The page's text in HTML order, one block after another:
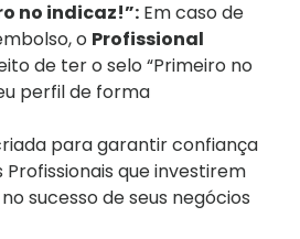
no indicaz!”:Em caso de
o Profissional
de ter o selo “Primeiro no
perfil de forma
para garantir confiança
que investirem
sucesso de seus negócios